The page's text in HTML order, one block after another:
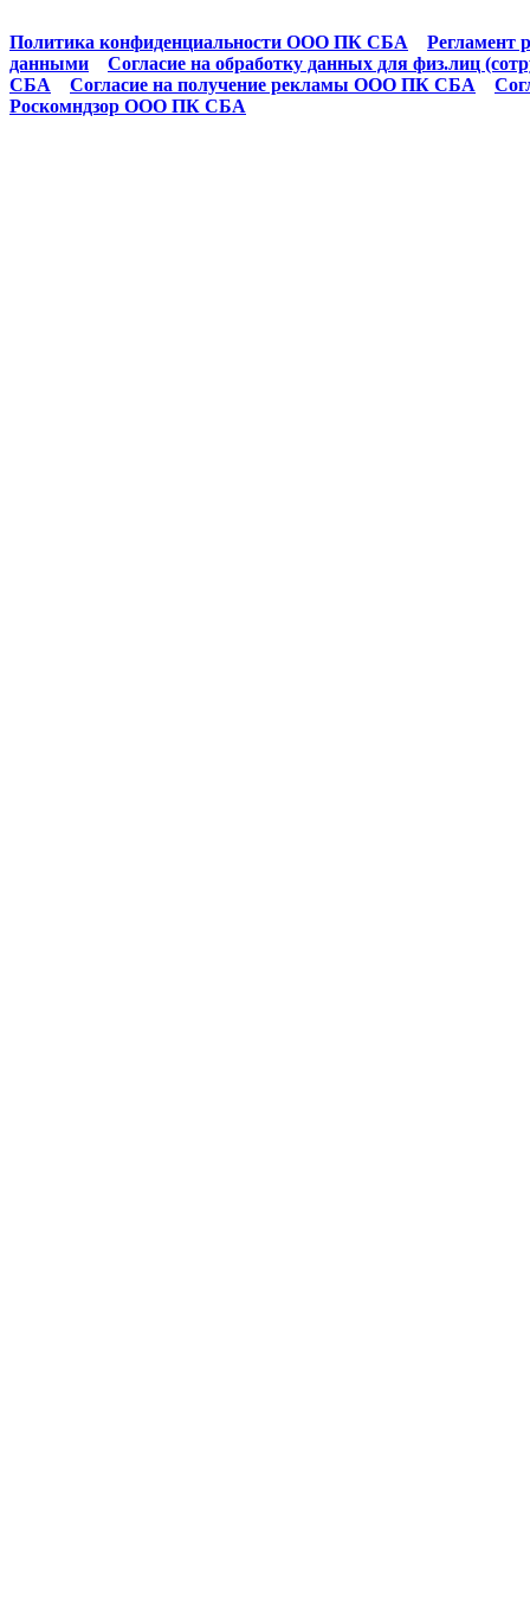
Политика конфиденциальности ООО ПК СБА
Регламент
данными
Согласие на обработку данных для физ.лиц
СБА
Согласие на получение рекламы ООО ПК СБА
Роскомндзор ООО ПК СБА